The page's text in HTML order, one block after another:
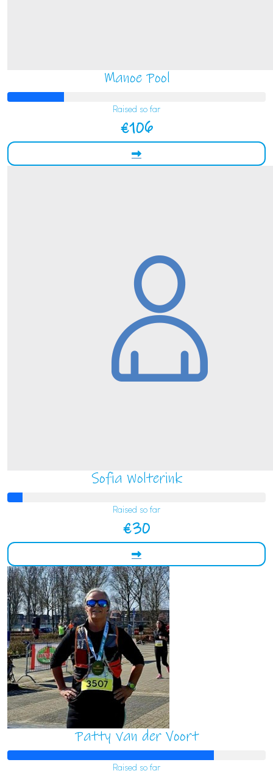
Manoe Pool
Raised so far
€106
Sofia Wolterink
Raised so far
€30
Patty van der Voort
Raised so far